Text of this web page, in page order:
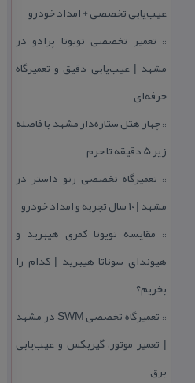
عیب‌یابی تخصصی + امداد خودرو
:: تعمیر تخصصی تویوتا پرادو در
مشهد | عیب‌یابی دقیق و تعمیرگاه
حرفه‌ای
::چهار هتل‌ ستاره‌دار مشهد با فاصله
زیر 5 دقیقه تا حرم
:: تعمیرگاه تخصصی رنو داستر در
مشهد | ۱۰ سال تجربه و امداد خودرو
:: مقایسه تویوتا كمری هیبرید و
هیوندای سوناتا هیبرید | كدام را
بخریم؟
::
تعمیرگاه تخصصی SWM در مشهد
| تعمیر موتور، گیربكس و عیب‌یابی
برق